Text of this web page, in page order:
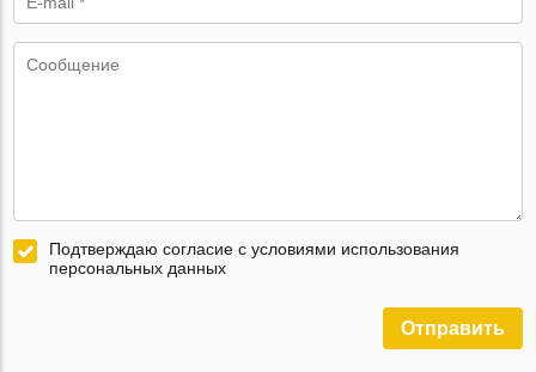
Подтверждаю согласие с условиями использования
персональных данных
Отправить